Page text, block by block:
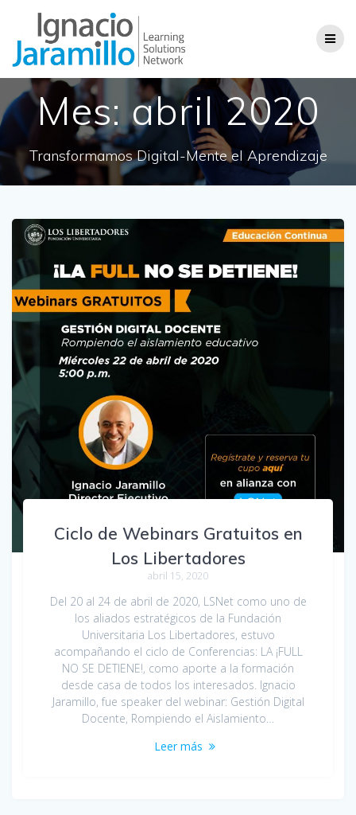
contenido
Mes:abril 2020
Transformamos Digital-Mente el Aprendizaje
Ciclo de Webinars Gratuitos en
Los Libertadores
abril 15, 2020
Del 20 al 24 de abril de 2020, LSNet como uno de
los aliados estratégicos de la Fundación
Universitaria Los Libertadores, estuvo
acompañando el ciclo de Conferencias: LA ¡FULL
NO SE DETIENE!, como aporte a la formación
desde casa de todos los interesados. Ignacio
Jaramillo, fue speaker del webinar: Gestión Digital
Docente, Rompiendo el Aislamiento…
Leer más